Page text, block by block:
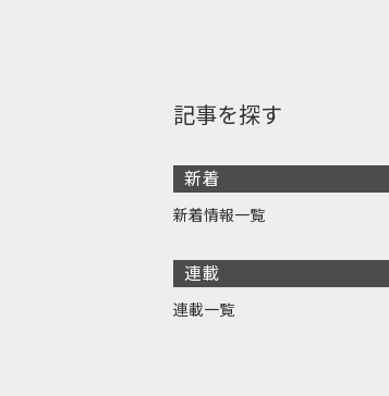
記事を探す
新着
新着情報一覧
連載
連載一覧